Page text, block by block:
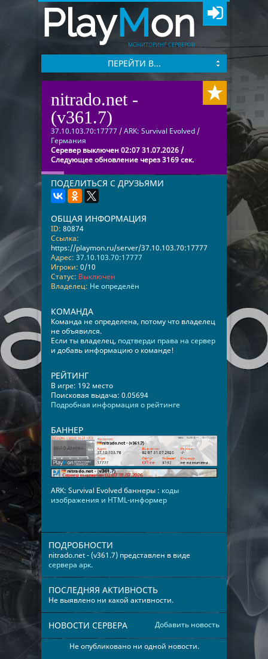
PlayMon
МОНИТОРИНГ СЕРВЕРОВ
ПЕРЕЙТИ В...
nitrado.net -
(v361.7)
37.10.103.70:17777 /ARK: Survival Evolved /
Германия
Серевер выключен 02:07 31.07.2026 /
Следующее обновление через 3169 сек.
ПОДЕЛИТЬСЯ С ДРУЗЬЯМИ
ОБЩАЯ ИНФОРМАЦИЯ
ID: 80874
Ссылка:
https://playmon.ru/server/37.10.103.70:17777
Адрес: 37.10.103.70:17777
Игроки: 0/10
Статус: Выключен
Владелец: Не определён
КОМАНДА
Команда не определена, потому что владелец
не объявился.
Если ты владелец, подтверди права на сервер
и добавь информацию о команде!
РЕЙТИНГ
В игре: 192 место
Поисковая выдача: 0.05694
Подробная информация о рейтинге
БАННЕР
ARK: Survival Evolved баннеры : коды
изображения и HTML-информер
ПОДРОБНОСТИ
nitrado.net - (v361.7) представлен в виде
сервера арк.
ПОСЛЕДНЯЯ АКТИВНОСТЬ
Не выявлено ни какой активности.
Добавить новость
НОВОСТИ СЕРВЕРА
Не опубликовано ни одной новости.